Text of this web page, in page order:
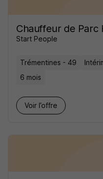
Chauffeur de Parc
Start People
Trémentines - 49
6 mois
Voir l’offre